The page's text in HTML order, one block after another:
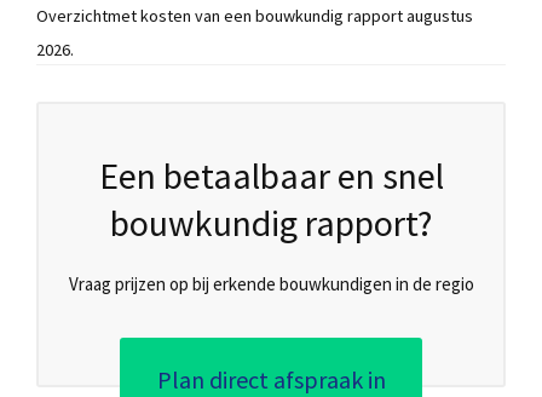
Overzichtmet kosten van een bouwkundig rapport augustus
2026.
Een betaalbaar en snel
bouwkundig rapport?
Vraag prijzen op bij erkende bouwkundigen in de regio
Plan direct afspraak in